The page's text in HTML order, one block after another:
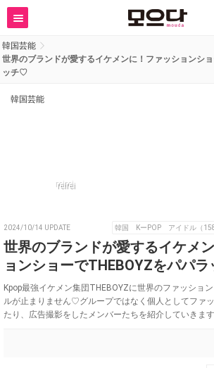
韓国芸能
世界のブランドが愛するイケメンに！ファッションシ
ッチ♡
韓国芸能
reirei
2024/10/14 UPDATE 韓国 KーPOP アイドル（
世界のブランドが愛するイケメ
ョンショーでTHEBOYZをパパ
Kpop最強イケメン集団THEBOYZに世界のファッショ
ルが止まりません♡グループではなく個人としてファ
たり、広告撮影をしたメンバーたちを紹介していきます